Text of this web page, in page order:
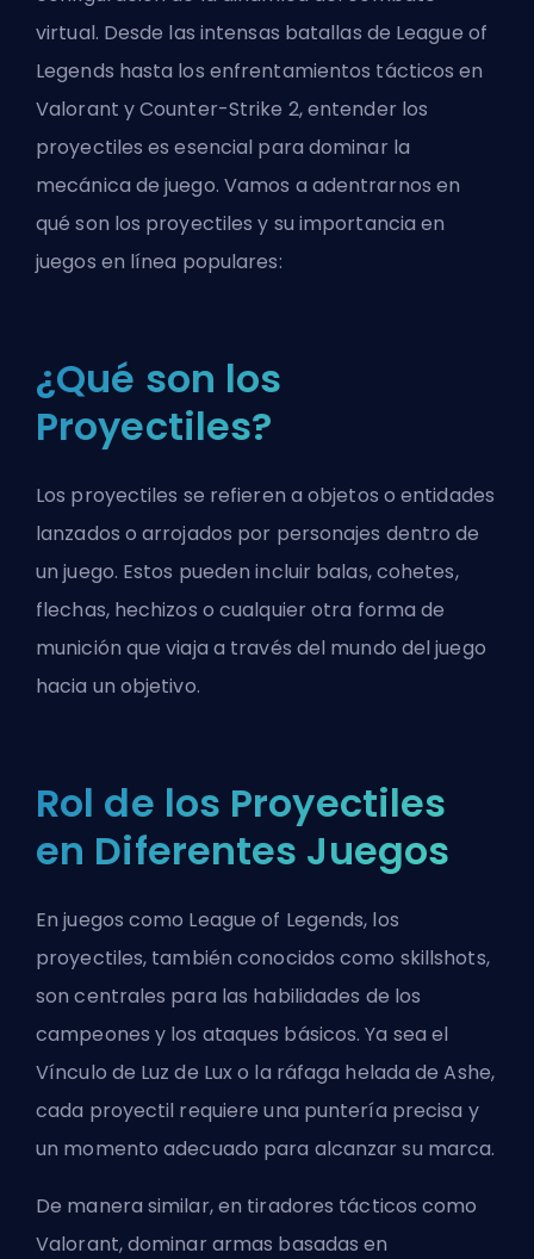
virtual. Desde las intensas batallas de League of
Legends hasta los enfrentamientos tácticos en
Valorant y Counter-Strike 2, entender los
proyectiles es esencial para dominar la
mecánica de juego. Vamos a adentrarnos en
qué son los proyectiles y su importancia en
juegos en línea populares:
¿Qué son los
Proyectiles?
Los proyectiles se refieren a objetos o entidades
lanzados o arrojados por personajes dentro de
un juego. Estos pueden incluir balas, cohetes,
flechas, hechizos o cualquier otra forma de
munición que viaja a través del mundo del juego
hacia un objetivo.
Rol de los Proyectiles
en Diferentes Juegos
En juegos como League of Legends, los
proyectiles, también conocidos como skillshots,
son centrales para las habilidades de los
campeones y los ataques básicos. Ya seael
Vínculo de Luz de Lux o la ráfaga helada de Ashe,
cada proyectil requiere una puntería precisa y
un momento adecuado para alcanzar su marca.
De manera similar, en tiradores tácticos como
Valorant, dominar armas basadas en